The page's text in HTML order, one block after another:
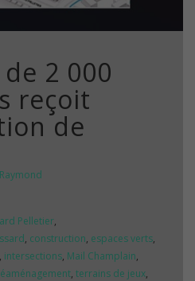
2 000
reçoit
de
Pelletier,
, construction, espaces verts,
, intersections, Mail Champlain,
, terrains de jeux,